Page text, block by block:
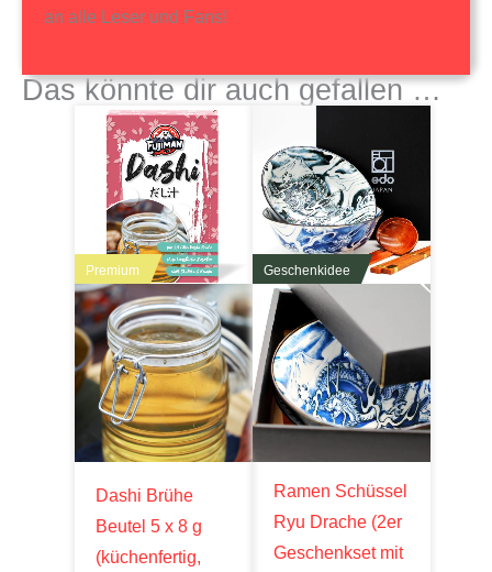
an alle Leser und Fans!
Das könnte dir auch gefallen …
Premium
Dashi Brühe
Beutel 5 x 8 g
(küchenfertig,
Geschenkidee
Ramen Schüssel
Ryu Drache (2er
Geschenkset mit